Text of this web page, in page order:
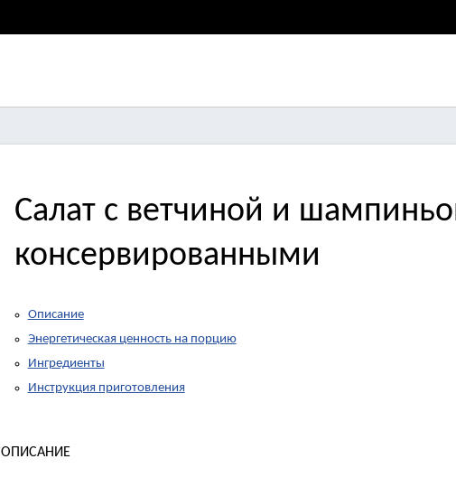
Салат с ветчиной и
консервированными
Описание
Энергетическая ценность на порцию
Ингредиенты
Инструкция приготовления
ОПИСАНИЕ